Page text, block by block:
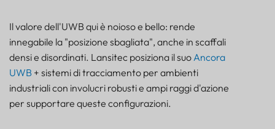
Il valore dell'UWB qui è noioso e bello: rende
innegabile la "posizione sbagliata", anche in scaffali
densi e disordinati. Lansitec posiziona il suoAncora
UWB + sistemi di tracciamento per ambienti
industriali con involucri robusti e ampi raggi d'azione
per supportare queste configurazioni.